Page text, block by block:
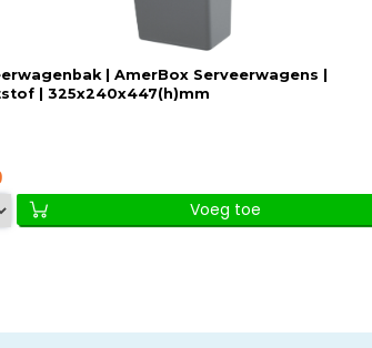
| AmerBox Serveerwagens |
| 325x240x447(h)mm
Voeg toe